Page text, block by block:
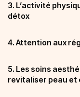
3. L’activité
détox
4. Attention aux
5. Les soins
revitaliser peau et